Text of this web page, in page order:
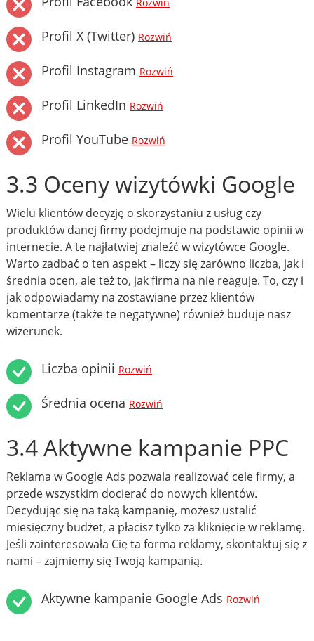
Rozwiń
Profil X (Twitter) Rozwiń
Profil Instagram Rozwiń
Profil LinkedIn Rozwiń
Profil YouTube Rozwiń
3.3 Oceny wizytówki Google
Wielu klientów decyzję o skorzystaniu z usług czy
produktów danej firmy podejmuje na podstawie opinii w
internecie. A te najłatwiej znaleźć w wizytówce Google.
Warto zadbać o ten aspekt – liczy się zarówno liczba, jak i
średnia ocen, ale też to, jak firma na nie reaguje. To, czy i
jak odpowiadamy na zostawiane przez klientów
komentarze (także te negatywne) również buduje nasz
wizerunek.
Liczba opinii Rozwiń
Średnia ocena Rozwiń
3.4 Aktywne kampanie PPC
Reklama w Google Ads pozwala realizować cele firmy, a
przede wszystkim docierać do nowych klientów.
Decydując się na taką kampanię, możesz ustalić
miesięczny budżet, a płacisz tylko za kliknięcie w reklamę.
Jeśli zainteresowała Cię ta forma reklamy, skontaktuj się z
nami – zajmiemy się Twoją kampanią.
Aktywne kampanie Google Ads Rozwiń